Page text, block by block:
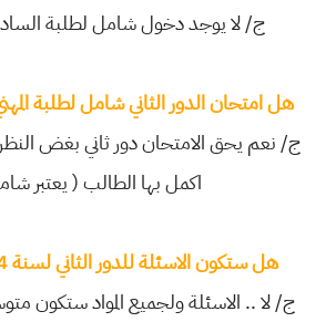
ج/ لا يوجد دخول شامل لطلبة
هل امتحان الدور الثاني شامل لطلبة المهني
ج/ نعم يحق الامتحان دور ثاني بغض
اكمل بها الطالب ( يعتبر
هل ستكون الاسئلة للدور الثاني لسنة 2024 صعبة ؟
ج/ لا .. الاسئلة ولجميع المواد ستكون